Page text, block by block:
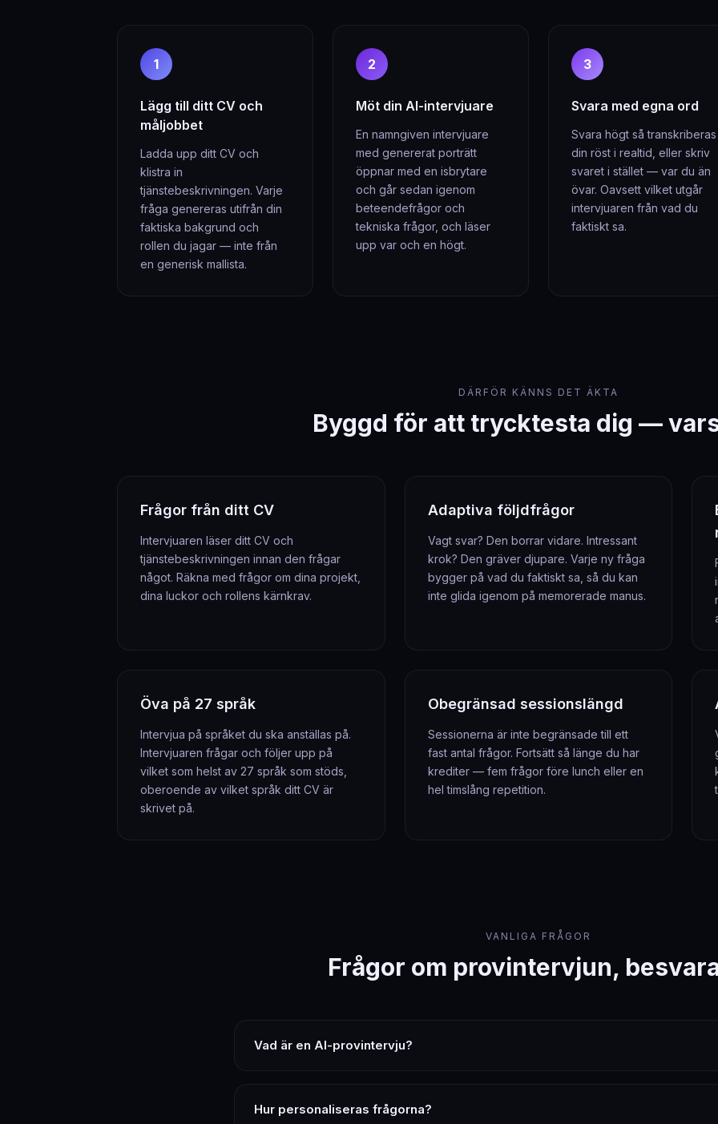
1
Lägg till ditt CV och
måljobbet
Ladda upp ditt CV och
klistra in
tjänstebeskrivningen. Varje
fråga genereras utifrån din
faktiska bakgrund och
rollen du jagar — inte från
en generisk mallista.
2
Möt din AI-intervjuare
En namngiven intervjuare
med genererat porträtt
öppnar med en isbrytare
och går sedan igenom
beteendefrågor och
tekniska frågor, och läser
upp var och en högt.
3
Svara med egna ord
Svara högt så transkriberas
din röst i realtid, eller skriv
svaret i stället — var du än
övar. Oavsett vilket utgår
intervjuaren från vad du
faktiskt sa.
DÄRFÖR KÄNNS DET ÄKTA
Byggd för att trycktesta dig —
Frågor från ditt CV
Intervjuaren läser ditt CV och
tjänstebeskrivningen innan den frågar
något. Räkna med frågor om dina projekt,
dina luckor och rollens kärnkrav.
Adaptiva följdfrågor
Vagt svar? Den borrar vidare. Intressant
krok? Den gräver djupare. Varje ny fråga
bygger på vad du faktiskt sa, så du kan
inte glida igenom på memorerade manus.
Öva på 27 språk
Intervjua på språket du ska anställas på.
Intervjuaren frågar och följer upp på
vilket som helst av 27 språk som stöds,
oberoende av vilket språk ditt CV är
skrivet på.
Obegränsad sessionslängd
Sessionerna är inte begränsade till ett
fast antal frågor. Fortsätt så länge du har
krediter — fem frågor före lunch eller en
hel timslång repetition.
VANLIGA FRÅGOR
Frågor om provintervjun,
Vad är en AI-provintervju?
Hur personaliseras frågorna?